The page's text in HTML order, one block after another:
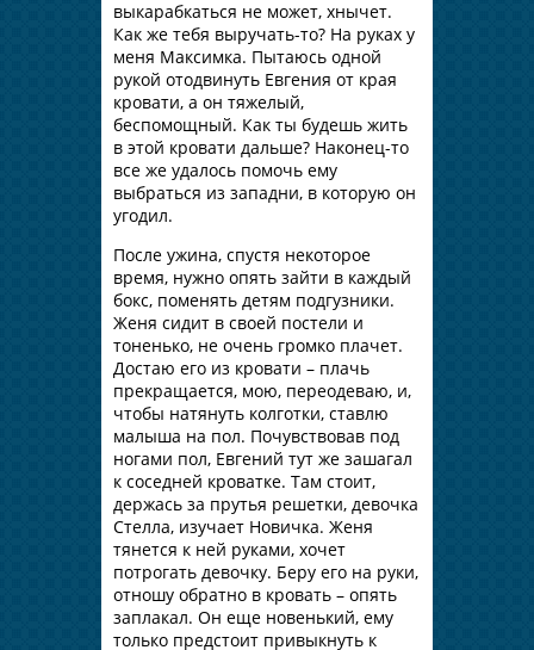
выкарабкаться не может, хнычет.
Как же тебя выручать-то? На руках у
меня Максимка. Пытаюсь одной
рукой отодвинуть Евгения от края
кровати, а он тяжелый,
беспомощный. Как ты будешь жить
в этой кровати дальше? Наконец-то
все же удалось помочь ему
выбраться из западни, в которую он
угодил.
После ужина, спустя некоторое
время, нужно опять зайти в каждый
бокс, поменять детям подгузники.
Женя сидит в своей постели и
тоненько, не очень громко плачет.
Достаю его из кровати – плачь
прекращается, мою, переодеваю, и,
чтобы натянуть колготки, ставлю
малыша на пол. Почувствовав под
ногами пол, Евгений тут же зашагал
к соседней кроватке. Там стоит,
держась за прутья решетки, девочка
Стелла, изучает Новичка. Женя
тянется к ней руками, хочет
потрогать девочку. Беру его на руки,
отношу обратно в кровать – опять
заплакал. Он еще новенький, ему
только предстоит привыкнуть к